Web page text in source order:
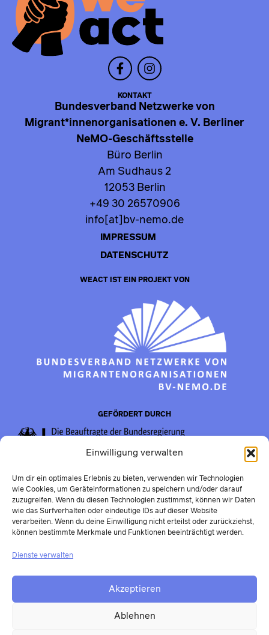
Einwilligung verwalten
Um dir ein optimales Erlebnis zu bieten, verwenden wir Technologien
wie Cookies, um Geräteinformationen zu speichern und/oder darauf
zuzugreifen. Wenn du diesen Technologien zustimmst, können wir Daten
wie das Surfverhalten oder eindeutige IDs auf dieser Website
verarbeiten. Wenn du deine Einwilligung nicht erteilst oder zurückziehst,
können bestimmte Merkmale und Funktionen beeinträchtigt werden.
Dienste verwalten
Akzeptieren
Ablehnen
KONTAKT
Bundesverband Netzwerke von
Migrant*innenorganisationen e. V. Berliner
NeMO-Geschäftsstelle
Büro Berlin
Am Sudhaus 2
12053 Berlin
+49 30 26570906
info[at]bv-nemo.de
IMPRESSUM
DATENSCHUTZ
WEACT IST EIN PROJEKT VON
GEFÖRDERT DURCH